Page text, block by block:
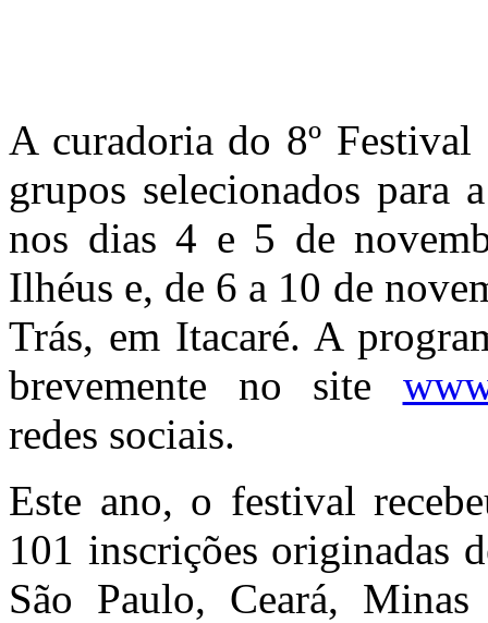
A curadoria do 8º
grupos selecionados para
nos dias 4 e 5 de
Ilhéus e, de 6 a 10 de
Trás, em Itacaré. A
brevemente no site
redes sociais.
Este ano, o festival
101 inscrições originadas
São Paulo, Ceará,